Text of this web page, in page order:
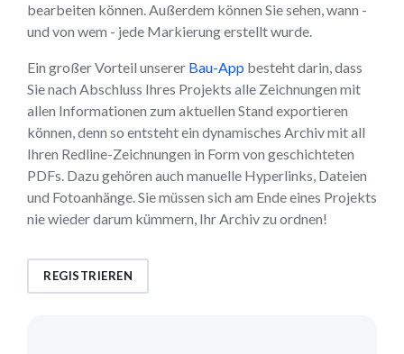
bearbeiten können. Außerdem können Sie sehen, wann -
und von wem - jede Markierung erstellt wurde.
Ein großer Vorteil unserer Bau-App besteht darin, dass
Sie nach Abschluss Ihres Projekts alle Zeichnungen mit
allen Informationen zum aktuellen Stand exportieren
können, denn so entsteht ein dynamisches Archiv mit all
Ihren Redline-Zeichnungen in Form von geschichteten
PDFs. Dazu gehören auch manuelle Hyperlinks, Dateien
und Fotoanhänge. Sie müssen sich am Ende eines Projekts
nie wieder darum kümmern, Ihr Archiv zu ordnen!
REGISTRIEREN